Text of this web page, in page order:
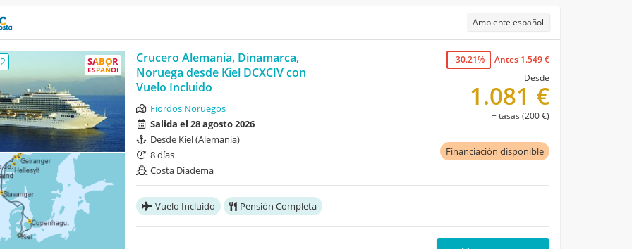
Ambiente español
SABOR
ESPAÑOL
Crucero Alemania, Dinamarca,
Noruega desde Kiel DCXCIV con
Vuelo Incluido
Fiordos Noruegos
Salida el 28 agosto 2026
Desde Kiel (Alemania)
8 días
Costa Diadema
Vuelo Incluido Pensión Completa
Financiación disponible
-30.21%
Antes 1.549 €
Desde
1.081 €
+ tasas (200 €)